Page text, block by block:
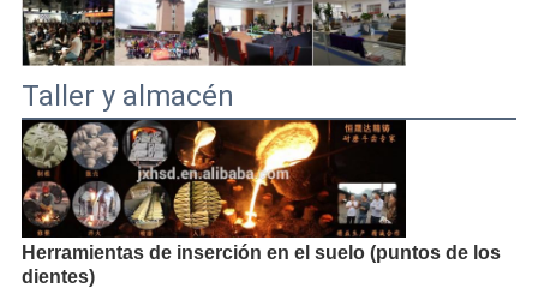
Taller y almacén
Herramientas de inserción en el suelo (puntos de los
dientes)